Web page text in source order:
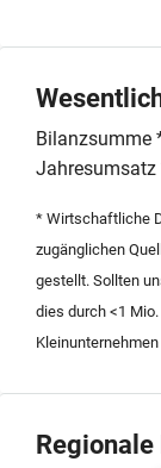
Bilanzsumme
Jahresumsatz
* Wirtschaftliche
zugänglichen
gestellt. Sollten
dies durch <1
Regionale